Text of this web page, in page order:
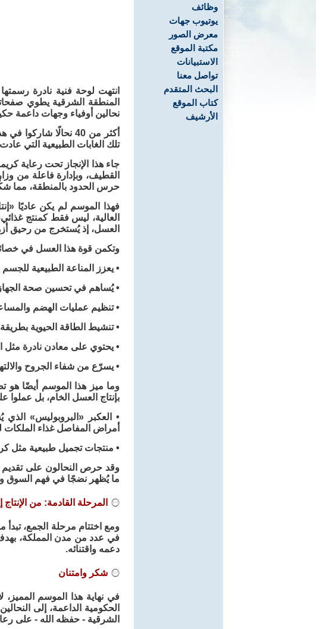
وظائف
يوتيوب جهات
معرض الصور
مكتبة الموقع
الاستبيانات
تواصل معنا
البحث المتقدم
كتاب الموقع
الأرشيف
انتهت لوحة فنية نادرة
المنطقة الشرقية يطوي
نحالين أوفياء وجهات داعمة
تلك الغابات الطبيعية التي
جاء هذا الإنجاز تحت رعاية
القطيف، وبإدارة فاعلة من
حرس الحدود بالمنطقة، مما
العالية، ليس فقط كمنتج
العسل، إذ يُستخرج من رحيق
وتكمن قوة هذا العسل في
• يعزز المناعة الطبيعية
• يُساهم في تحسين صحة
• تنظيم عمليات الهضم
• تنشيط الطاقة الحيوية
• يحتوي على معادن نادرة مثل
• يسرّع من شفاء الجروح
وما ميز هذا الموسم أيضًا هو
بإنتاج العسل الخام، بل عملوا
• العكبر «البروبوليس»
أمراض المفاصل غذاء
• منتجات تجميل طبيعية مثل
وقد حرص النحالون على تقديم
ما يُظهر نضجًا في فهم السوق
المرحلة القادمة: من
ومع اختتام مرحلة الجمع، تبدأ
في عدد من مدن المملكة، بهدف
دعمه واقتنائه.
شكر وامتنان
في نهاية هذا الموسم
الحكومية الداعمة، إلى
الشرقية - حفظه الله - على